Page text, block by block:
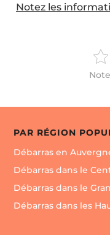
Notez les
PAR RÉGION
Débarras en
Débarras dans le
Débarras dans le
Débarras dans les